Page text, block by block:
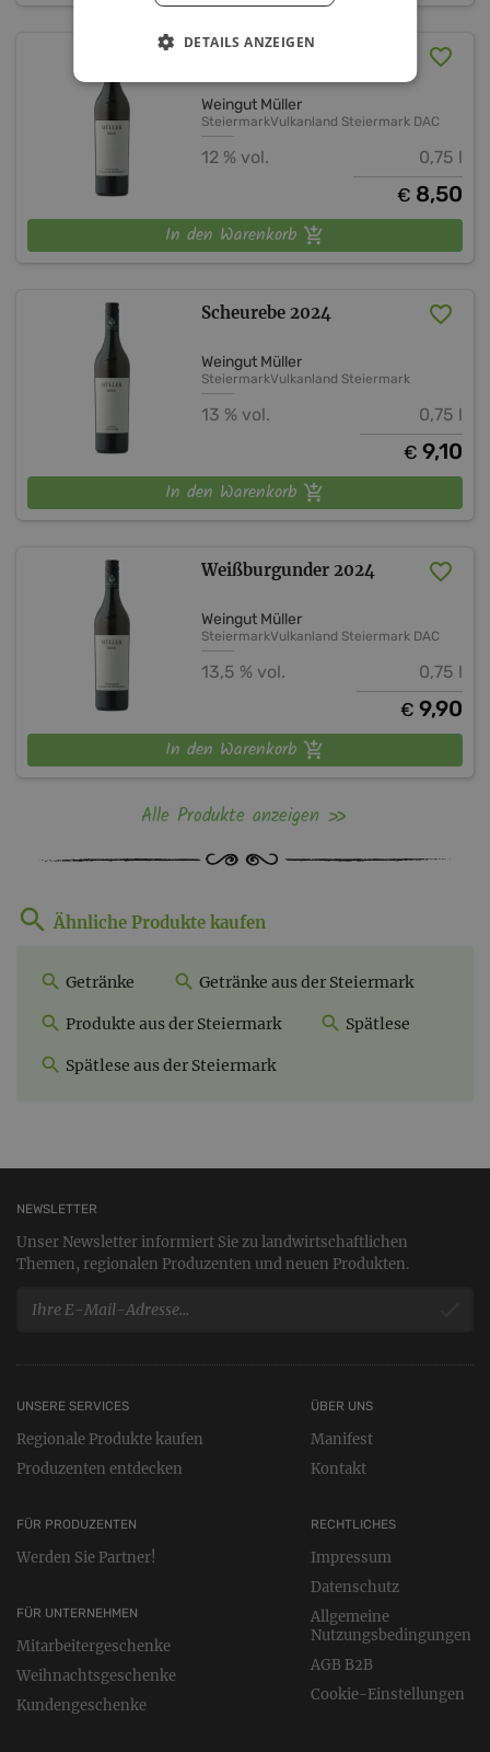
Weingut Müller
SteiermarkVulkanland Steiermark DAC
12 % vol. 0,75 l
€ 8,50
In den Warenkorb
Scheurebe 2024
Weingut Müller
SteiermarkVulkanland Steiermark
13 % vol. 0,75 l
€ 9,10
In den Warenkorb
Weißburgunder 2024
Weingut Müller
SteiermarkVulkanland Steiermark DAC
13,5 % vol. 0,75 l
€ 9,90
In den Warenkorb
Alle Produkte anzeigen
Ähnliche Produkte kaufen
Getränke Getränke aus der Steiermark
Produkte aus der Steiermark Spätlese
Spätlese aus der Steiermark
NEWSLETTER
Unser Newsletter informiert Sie zu landwirtschaftlichen
Themen, regionalen Produzenten und neuen Produkten.
UNSERE SERVICES
Regionale Produkte kaufen
Produzenten entdecken
FÜR PRODUZENTEN
Werden Sie Partner!
FÜR UNTERNEHMEN
Mitarbeitergeschenke
Weihnachtsgeschenke
Kundengeschenke
RECHTLICHES
Impressum
Datenschutz
Allgemeine
Nutzungsbedingungen
AGB B2B
Cookie-Einstellungen
ÜBER UNS
Manifest
Kontakt
DETAILS ANZEIGEN